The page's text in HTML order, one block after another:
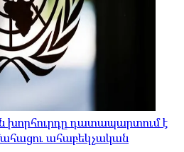
խորհուրդը դատապարտում է
ահաբեկչական